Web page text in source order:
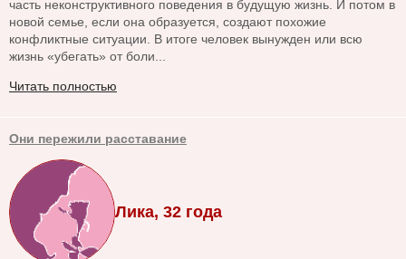
часть неконструктивного поведения в будущую жизнь. И потом в
новой семье, если она образуется, создают похожие
конфликтные ситуации. В итоге человек вынужден или всю
жизнь «убегать» от боли...
Читать полностью
Они пережили расставание
Лика, 32 года